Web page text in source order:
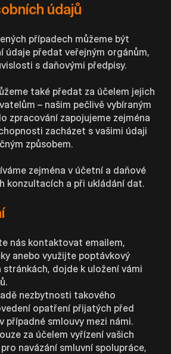
údajů
případech můžeme být
údaje předat veřejným orgánům,
s daňovými předpisy.
také předat za účelem jejich
– našim pečlivě vybíraným
zpracování zapojujeme zejména
zacházet s vašimi údaji
způsobem.
zejména v účetní a daňové
konzultacích a při ukládání dat.
nás kontaktovat emailem,
anebo využijte poptávkový
dojde k uložení vámi
nezbytnosti takového
opatření přijatých před
případné smlouvy mezi námi.
za účelem vyřízení vašich
navázání smluvní spolupráce,